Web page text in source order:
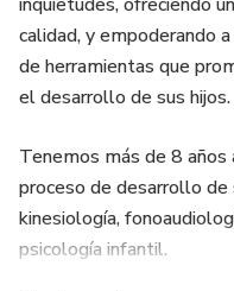
calidad, y empoderando
de herramientas que
el desarrollo de sus hijos.
Tenemos más de 8
proceso de desarrollo de
kinesiología,
psicología infantil.